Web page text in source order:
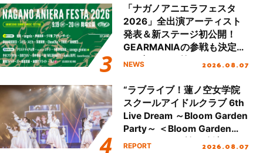
「ナガノアニエラフェスタ
2026」全出演アーティスト
発表＆新ステージ初公開！
GEARMANIAの参戦も決定
し、初となる第3ステージの
NEWS 2026.08.07
“ラブライブ！蓮ノ空女学院
スクールアイドルクラブ 6th
Live Dream ～Bloom Garden
Party～ ＜Bloom Garden
Party Stage／埼玉公演＞”
REPORT 2026.08.07